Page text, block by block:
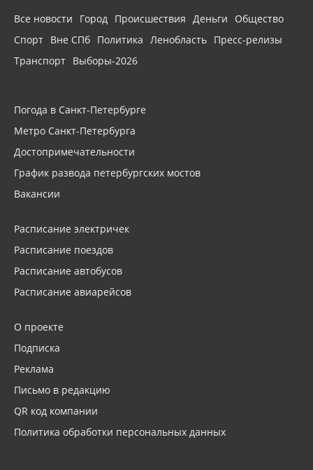
Все новости Город Происшествия Деньги
Общество
Спорт Вне СПб Политика Ленобласть Пресс-релизы
Транспорт Выборы-2026
Погода в Санкт-Петербурге
Метро Санкт-Петербурга
Достопримечательности
График развода петербургских мостов
Вакансии
Расписание электричек
Расписание поездов
Расписание автобусов
Расписание авиарейсов
О проекте
Подписка
Реклама
Письмо в редакцию
QR код компании
Политика обработки персональных данных